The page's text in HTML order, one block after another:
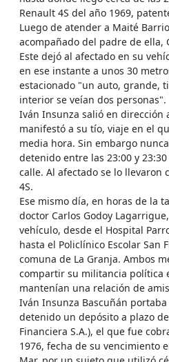
Renault 4S del año 1969,
Luego de atender a Maité
acompañado del padre de ella,
Este dejó al afectado en su
en ese instante a unos 30
estacionado "un auto, grande,
interior se veían dos personas".
Iván Insunza salió en dirección
manifestó a su tío, viaje en el
media hora. Sin embargo
detenido entre las 23:00 y
calle. Al afectado se lo llevaron
4S.
Ese mismo día, en horas de la
doctor Carlos Godoy
vehículo, desde el Hospital
hasta el Policlínico Escolar San
comuna de La Granja. Ambos
compartir su militancia política
mantenían una relación de
Iván Insunza Bascuñán
detenido un depósito a plazo
Financiera S.A.), el que fue
1976, fecha de su vencimiento